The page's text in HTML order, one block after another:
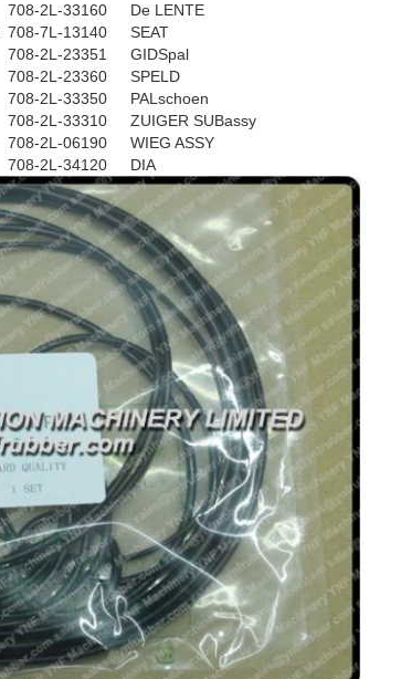
708-2L-33160
De LENTE
708-7L-13140
SEAT
708-2L-23351
GIDSpal
708-2L-23360
SPELD
708-2L-33350
PALschoen
708-2L-33310
ZUIGER SUBassy
708-2L-06190
WIEG ASSY
708-2L-34120 DIA